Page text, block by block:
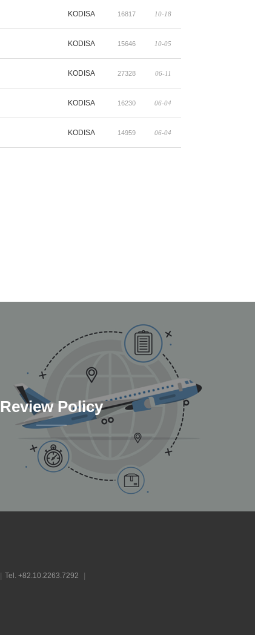
KODISA 16817 10-18
KODISA 15646 10-05
KODISA 27328 06-11
KODISA 16230 06-04
KODISA 14959 06-04
Review Policy
Tel. +82.10.2263.7292